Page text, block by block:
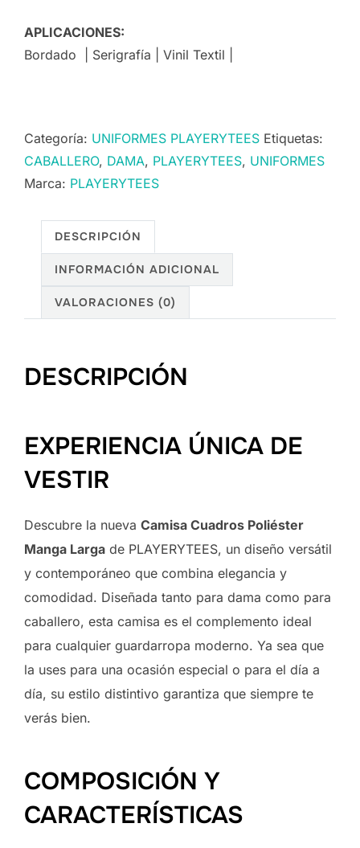
APLICACIONES:
Bordado | Serigrafía | Vinil Textil |
Categoría: UNIFORMES PLAYERYTEES Etiquetas:
CABALLERO, DAMA, PLAYERYTEES, UNIFORMES
Marca: PLAYERYTEES
DESCRIPCIÓN
INFORMACIÓN ADICIONAL
VALORACIONES (0)
DESCRIPCIÓN
EXPERIENCIA ÚNICA DE
VESTIR
Descubre la nueva Camisa Cuadros Poliéster
Manga Larga de PLAYERYTEES, un diseño versátil
y contemporáneo que combina elegancia y
comodidad. Diseñada tanto para dama como para
caballero, esta camisa es el complemento ideal
para cualquier guardarropa moderno. Ya sea que
la uses para una ocasión especial o para el día a
día, su estilo distintivo garantiza que siempre te
verás bien.
COMPOSICIÓN Y
CARACTERÍSTICAS